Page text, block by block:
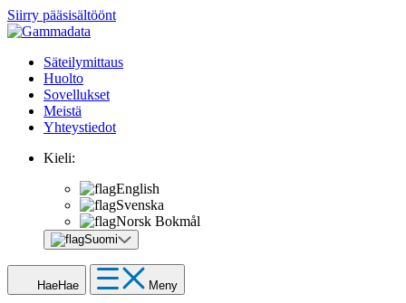
Siirry pääsisältöönt
Säteilymittaus
Huolto
Sovellukset
Meistä
Yhteystiedot
Kieli:
English
Svenska
Norsk Bokmål
Suomi
HaeHae Meny